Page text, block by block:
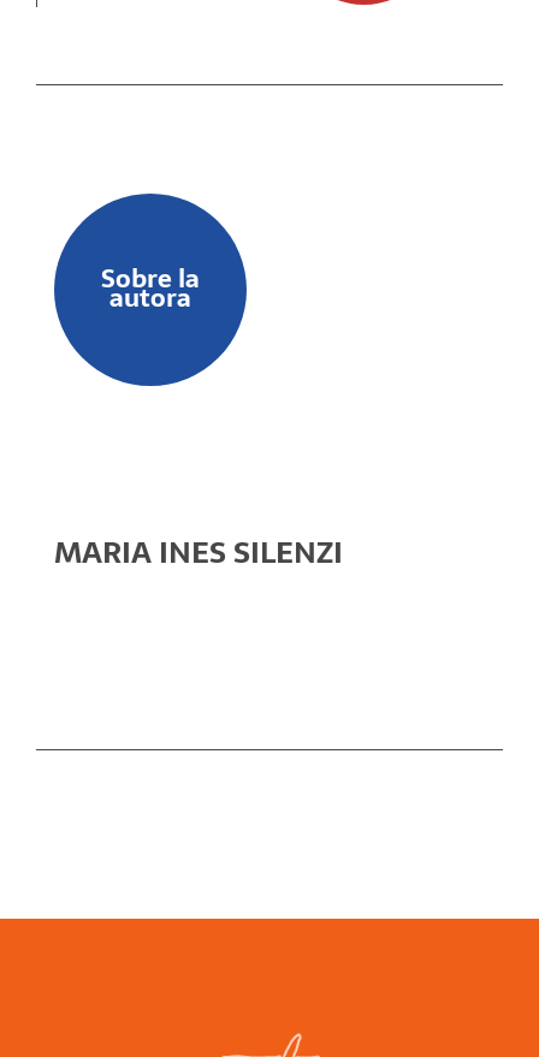
Sobre la
autora
MARIA INES SILENZI